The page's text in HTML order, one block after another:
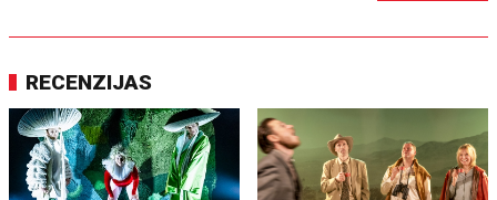
RECENZIJAS